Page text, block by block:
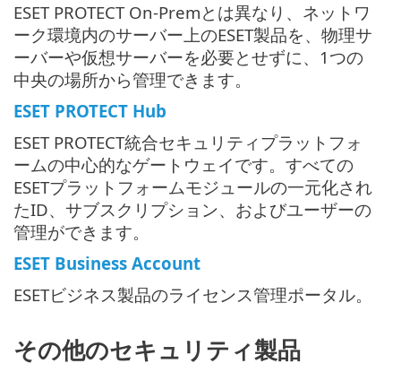
ESET PROTECT On-Premとは異なり、ネットワ
ーク環境内のサーバー上のESET製品を、物理サ
ーバーや仮想サーバーを必要とせずに、1つの
中央の場所から管理できます。
ESET PROTECT Hub
ESET PROTECT統合セキュリティプラットフォ
ームの中心的なゲートウェイです。すべての
ESETプラットフォームモジュールの一元化され
たID、サブスクリプション、およびユーザーの
管理ができます。
ESET Business Account
ESETビジネス製品のライセンス管理ポータル。
その他のセキュリティ製品